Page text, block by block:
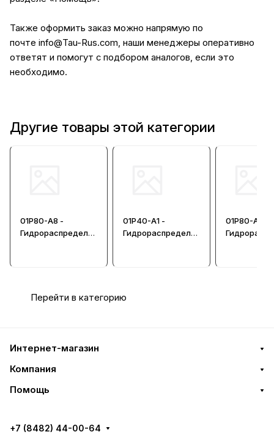
Также оформить заказ можно напрямую по
почте info@Tau-Rus.com, наши менеджеры оперативно
ответят и помогут с подбором аналогов, если это
необходимо.
Другие товары этой категории
01P80-А8 -
Гидрораспредели
01P40-А1 -
Гидрораспредели
01P80-А1 -
Перейти в категорию
Интернет-магазин
Компания
Помощь
+7 (8482) 44-00-64